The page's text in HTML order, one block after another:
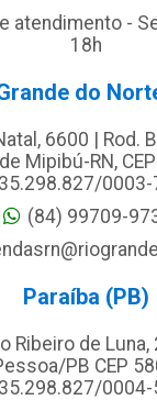
atendimento -
18h
do
6600 | Rod.
Mipibú-RN,
35.298.827/0003-
(84) 99709-
Paraíba (PB)
Ribeiro de Luna,
PB CEP
35.298.827/0004-